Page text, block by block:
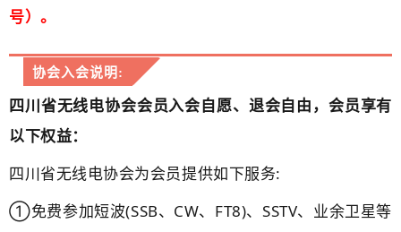
号）。
协会入会说明:
四川省无线电协会会员入会自愿、退会自由，会员享有
以下权益：
四川省无线电协会为会员提供如下服务:
①免费参加短波(SSB、CW、FT8)、SSTV、业余卫星等